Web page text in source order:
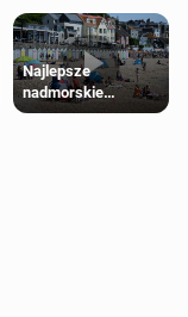
Najlepsze
nadmorskie
miasteczko blisko